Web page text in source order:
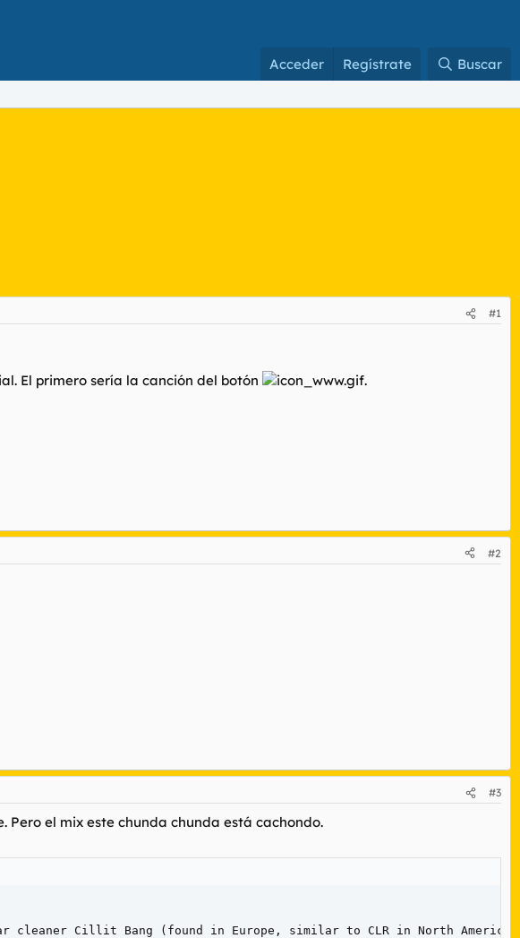
Acceder Regístrate Buscar
#1
El primero sería la canción del botón .
#2
#3
el mix este chunda chunda está cachondo.
cleaner Cillit Bang (found in Europe, similar to CLR in North